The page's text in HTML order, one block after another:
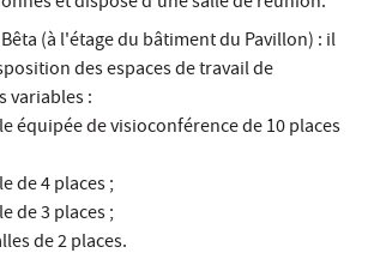
(à l'étage du bâtiment du Pavillon) : il
des espaces de travail de
variables :
équipée de visioconférence de 10 places
de 4 places ;
de 3 places ;
de 2 places.